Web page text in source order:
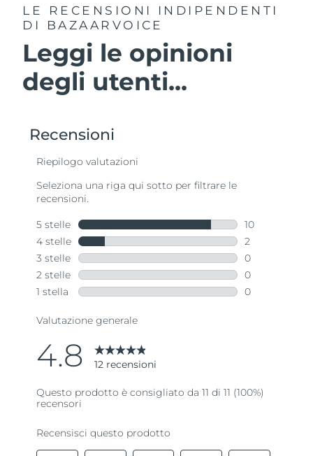
LE RECENSIONI INDIPENDENTI
DI BAZAARVOICE
Leggi le opinioni
degli utenti...